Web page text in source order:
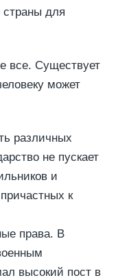
для
все. Существует
может
различных
не пускает
и
к
права. В
высокий пост в